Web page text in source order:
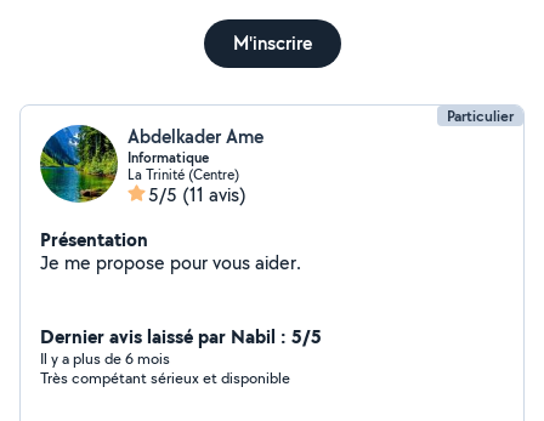
M'inscrire
Particulier
Abdelkader Ame
Informatique
La Trinité (Centre)
5/5 (11 avis)
Présentation
Je me propose pour vous aider.
Dernier avis laissé par Nabil : 5/5
Il y a plus de 6 mois
Très compétant sérieux et disponible